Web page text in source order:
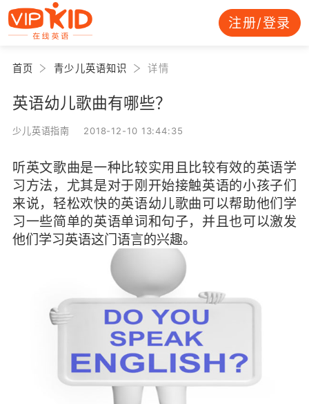
注册/登录
首页 青少儿英语知识 详情
英语幼儿歌曲有哪些？
少儿英语指南 2018-12-10 13:44:35
听英文歌曲是一种比较实用且比较有效的英语学
习方法，尤其是对于刚开始接触英语的小孩子们
来说，轻松欢快的英语幼儿歌曲可以帮助他们学
习一些简单的英语单词和句子，并且也可以激发
他们学习英语这门语言的兴趣。